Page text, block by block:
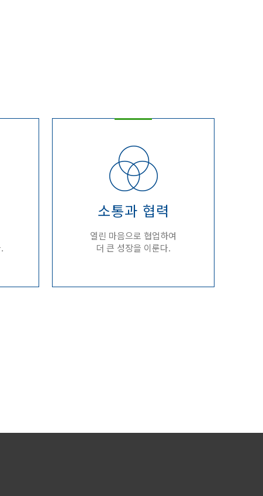
소통과 협력
열린 마음으로 협업하여
더 큰 성장을 이룬다.